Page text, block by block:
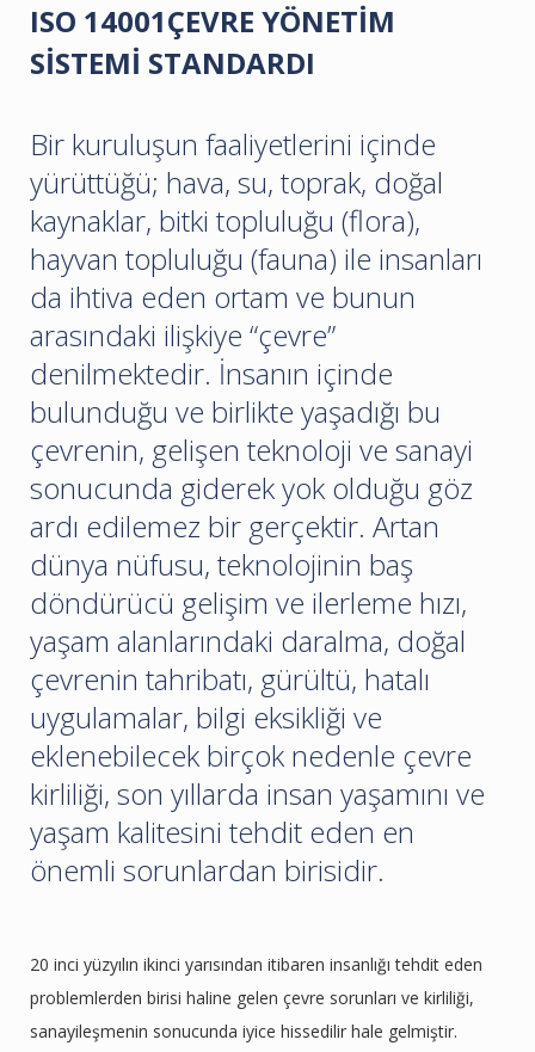
ISO 14001ÇEVRE YÖNETİM
SİSTEMİ STANDARDI
Bir kuruluşun faaliyetlerini içinde
yürüttüğü; hava, su, toprak, doğal
kaynaklar, bitki topluluğu (flora),
hayvan topluluğu (fauna) ile insanları
da ihtiva eden ortam ve bunun
arasındaki ilişkiye “çevre”
denilmektedir. İnsanın içinde
bulunduğu ve birlikte yaşadığı bu
çevrenin, gelişen teknoloji ve sanayi
sonucunda giderek yok olduğu göz
ardı edilemez bir gerçektir. Artan
dünya nüfusu, teknolojinin baş
döndürücü gelişim ve ilerleme hızı,
yaşam alanlarındaki daralma, doğal
çevrenin tahribatı, gürültü, hatalı
uygulamalar, bilgi eksikliği ve
eklenebilecek birçok nedenle çevre
kirliliği, son yıllarda insan yaşamını ve
yaşam kalitesini tehdit eden en
önemli sorunlardan birisidir.
20 inci yüzyılın ikinci yarısından itibaren insanlığı tehdit eden
problemlerden birisi haline gelen çevre sorunları ve kirliliği,
sanayileşmenin sonucunda iyice hissedilir hale gelmiştir.